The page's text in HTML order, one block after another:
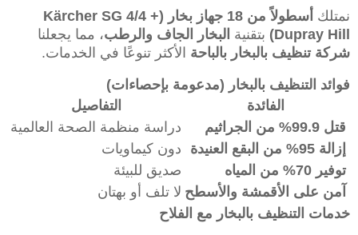
نمتلك
أسطولاً من 18 جهاز بخار (Kärcher SG 4/4 +
Dupray Hill)
بتقنية البخار الجاف والرطب، مما يجعلنا
شركة تنظيف بالبخار بالباحة الأكثر تنوعًا في الخدمات.
فوائد التنظيف بالبخار (مدعومة بإحصاءات)
الفائدة
التفاصيل
قتل 99.9% من الجراثيم
دراسة منظمة الصحة العالمية
إزالة 95% من البقع العنيدة
دون كيماويات
توفير 70% من المياه
صديق للبيئة
آمن على الأقمشة والأسطح لا تلف أو بهتان
خدمات التنظيف بالبخار مع الفلاح